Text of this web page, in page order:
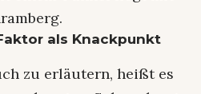
als Knackpunkt
zu erläutern, heißt es